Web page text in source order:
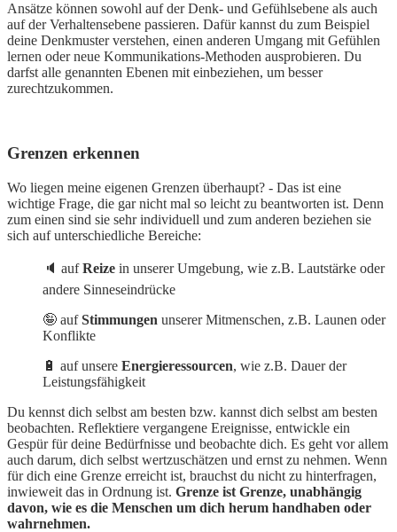
Ansätze können sowohl auf der Denk- und Gefühlsebene als auch
auf der Verhaltensebene passieren. Dafür kannst du zum Beispiel
deine Denkmuster verstehen, einen anderen Umgang mit Gefühlen
lernen oder neue Kommunikations-Methoden ausprobieren. Du
darfst alle genannten Ebenen mit einbeziehen, um besser
zurechtzukommen.
Grenzen erkennen
Wo liegen meine eigenen Grenzen überhaupt? - Das ist eine
wichtige Frage, die gar nicht mal so leicht zu beantworten ist. Denn
zum einen sind sie sehr individuell und zum anderen beziehen sie
sich auf unterschiedliche Bereiche:
🔈 aufReize in unserer Umgebung, wie z.B. Lautstärke oder
andere Sinneseindrücke
🤪 aufStimmungen unserer Mitmenschen, z.B. Launen oder
Konflikte
🔋 auf unsere Energieressourcen, wie z.B. Dauer der
Leistungsfähigkeit
Du kennst dich selbst am besten bzw. kannst dich selbst am besten
beobachten. Reflektiere vergangene Ereignisse, entwickle ein
Gespür für deine Bedürfnisse und beobachte dich. Es geht vor allem
auch darum, dich selbst wertzuschätzen und ernst zu nehmen. Wenn
für dich eine Grenze erreicht ist, brauchst du nicht zu hinterfragen,
inwieweit das in Ordnung ist. Grenze ist Grenze, unabhängig
davon, wie es die Menschen um dich herum handhaben oder
wahrnehmen.